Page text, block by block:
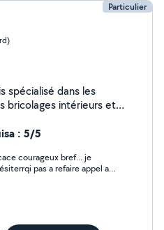
Particulier
spécialisé dans les
bricolages intérieurs et
: 5/5
courageux bref... je
pas a refaire appel a